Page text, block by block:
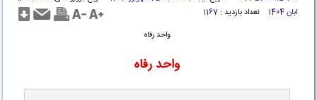
ابان 1404
تعداد بازدید :1167
واحد رفاه
واحد رفاه